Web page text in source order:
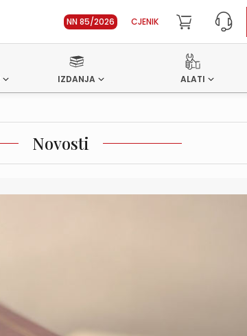
NN 85/2026 CJENIK
IZDANJA ALATI
Novosti